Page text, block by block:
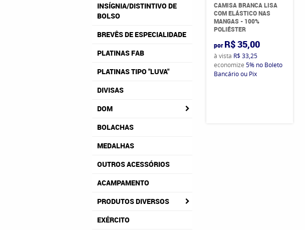
INSÍGNIA/DISTINTIVO DE
BOLSO
BREVÊS DE ESPECIALIDADE
PLATINAS FAB
PLATINAS TIPO "LUVA"
DIVISAS
DOM
BOLACHAS
MEDALHAS
OUTROS ACESSÓRIOS
ACAMPAMENTO
PRODUTOS DIVERSOS
EXÉRCITO
CAMISA BRANCA LISA
COM ELÁSTICO NAS
MANGAS - 100%
POLIÉSTER
por R$ 35,00
à vista R$ 33,25
economize 5% no Boleto
Bancário ou Pix